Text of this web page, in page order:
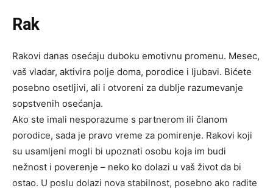
Rak
Rakovi danas osećaju duboku emotivnu promenu. Mesec,
vaš vladar, aktivira polje doma, porodice i ljubavi. Bićete
posebno osetljivi, ali i otvoreni za dublje razumevanje
sopstvenih osećanja.
Ako ste imali nesporazume s partnerom ili članom
porodice, sada je pravo vreme za pomirenje. Rakovi koji
su usamljeni mogli bi upoznati osobu koja im budi
nežnost i poverenje – neko ko dolazi u vaš život da bi
ostao. U poslu dolazi nova stabilnost, posebno ako radite